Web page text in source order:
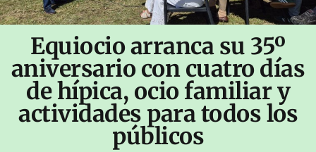
Equiocio arranca su 35º
aniversario con cuatro días
de hípica, ocio familiar y
actividades para todos los
públicos